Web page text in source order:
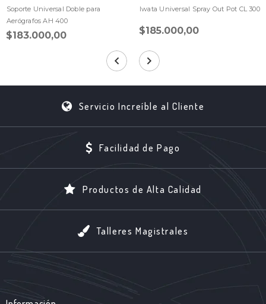
Soporte Universal Doble para
Aerógrafos AH 400
$183.000,00
Iwata Universal Spray Out Pot CL 300
$185.000,00
Servicio Increíble al Cliente
Facilidad de Pago
Productos de Alta Calidad
Talleres Magistrales